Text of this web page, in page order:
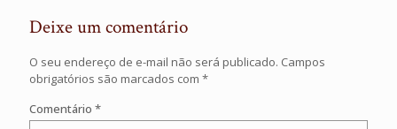
Deixe um comentário
O seu endereço de e-mail não será publicado. Campos
obrigatórios são marcados com *
Comentário *